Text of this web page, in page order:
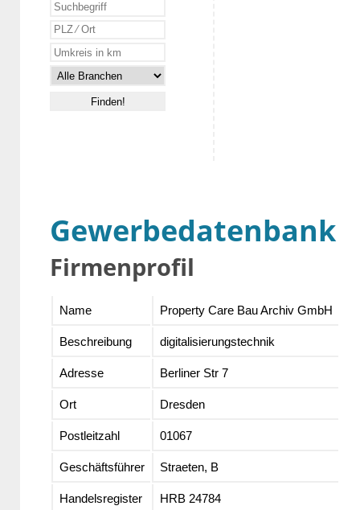
Gewerbedatenbank
Firmenprofil
Name Property Care Bau Archiv GmbH
Beschreibung digitalisierungstechnik
Adresse Berliner Str 7
Ort Dresden
Postleitzahl 01067
Geschäftsführer Straeten, B
Handelsregister HRB 24784